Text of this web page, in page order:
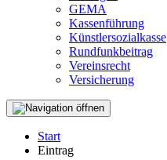
GEMA
Kassenführung
Künstlersozialkasse
Rundfunkbeitrag
Vereinsrecht
Versicherung
Start
Eintrag